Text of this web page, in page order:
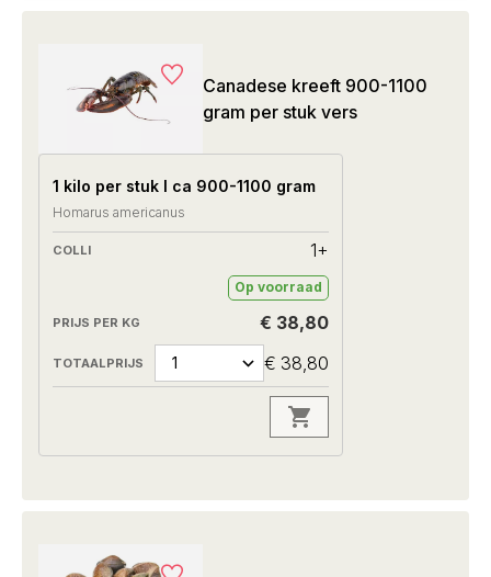
Canadese kreeft 900-1100
gram per stuk vers
1 kilo per stuk I ca 900-1100 gram
Homarus americanus
1+
Op voorraad
€ 38,80
€ 38,80